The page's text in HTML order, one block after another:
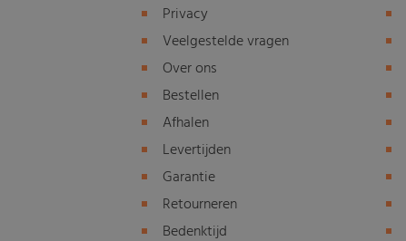
Privacy
Veelgestelde vragen
Over ons
Bestellen
Afhalen
Levertijden
Garantie
Retourneren
Bedenktijd